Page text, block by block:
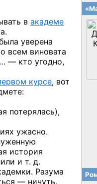
в академе
уверена
всем виновата
— кто угодно,
курсе, вот
потерялась),
ужасно.
история
и т. д.
Разума
— ничуть.